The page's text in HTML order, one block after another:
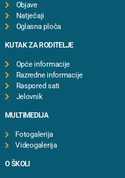
Objave
Natječaji
Oglasna ploča
KUTAK ZA RODITELJE
Opće informacije
Razredne informacije
Raspored sati
Jelovnik
MULTIMEDIJA
Fotogalerija
Videogalerija
O ŠKOLI